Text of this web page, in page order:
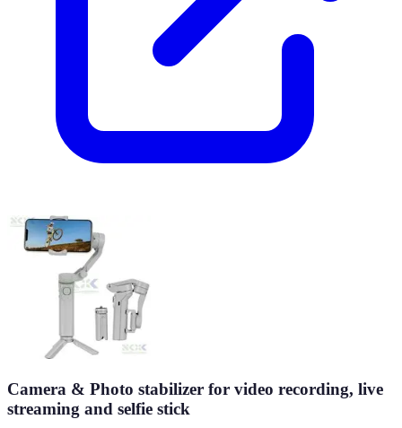
Camera & Photo stabilizer for video recording, live
streaming and selfie stick